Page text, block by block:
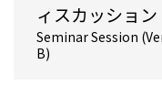
ィスカッション
Seminar Session
B)